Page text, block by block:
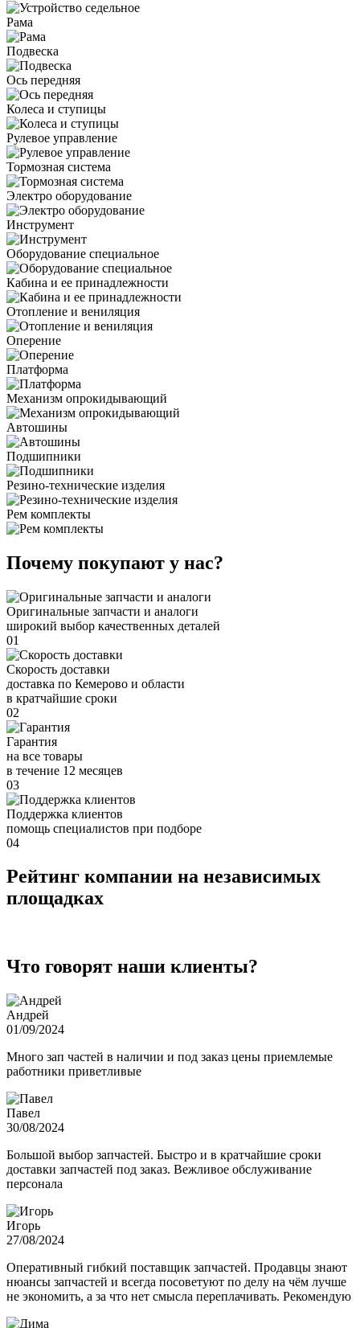
Рама
Подвеска
Ось передняя
Колеса и ступицы
Рулевое управление
Тормозная система
Электро оборудование
Инструмент
Оборудование специальное
Кабина и ее принадлежности
Отопление и вениляция
Оперение
Платформа
Механизм опрокидывающий
Автошины
Подшипники
Резино-технические изделия
Рем комплекты
Почему покупают у нас?
Оригинальные запчасти и аналоги
широкий выбор качественных деталей
01
Скорость доставки
доставка по Кемерово и области
в кратчайшие сроки
02
Гарантия
на все товары
в течение 12 месяцев
03
Поддержка клиентов
помощь специалистов при подборе
04
Рейтинг компании на независимых
площадках
Что говорят наши клиенты?
Андрей
01/09/2024
Много зап частей в наличии и под заказ цены приемлемые
работники приветливые
Павел
30/08/2024
Большой выбор запчастей. Быстро и в кратчайшие сроки
доставки запчастей под заказ. Вежливое обслуживание
персонала
Игорь
27/08/2024
Оперативный гибкий поставщик запчастей. Продавцы знают
нюансы запчастей и всегда посоветуют по делу на чём лучше
не экономить, а за что нет смысла переплачивать. Рекомендую